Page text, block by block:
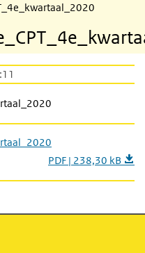
PDF | 238,30 kB